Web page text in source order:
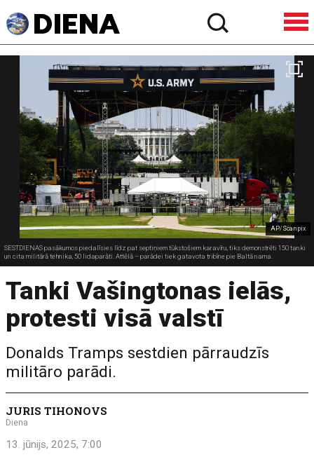
AP/Scanpix
SESTDIENAS pasākumos piedalīsies līdz pat septiņiem tūkstošiem karavīru, tiks demonstrēti 150 tanki
un cita militārā tehnika, 50 lidaparāti. Attēlā – parādei tiek gatavota tribīne pie Baltā nama.
Tanki Vašingtonas ielās,
protesti visā valstī
Donalds Tramps sestdien pārraudzīs
militāro parādi.
JURIS TIHONOVS
Diena
13. jūnijs, 2025, 7:00